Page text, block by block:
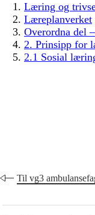
Læring og
Læreplanverket
Overordna del
2. Prinsipp for
2.1 Sosial
Til vg3